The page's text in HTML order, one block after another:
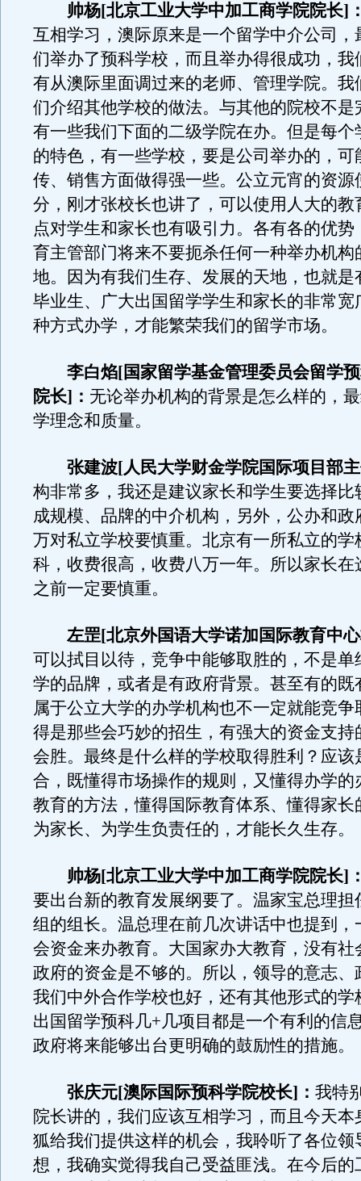
帅杨[北京工业大学中加工商学院院长]
互相学习，澳际原来是一个留学中介公司，
们举办了预科学校，而且举办得很成功，我
有从澳际里面调过来的老师、管理学院。我
们介绍其他学校的做法。与其他的院校不是
有一些我们下面的二级学院在办。但是每个
的特色，有一些学校，要是公司举办的，可
传、销售方面做得强一些。公立元宵的资源
分，刚才张校长也讲了，可以使用人大的教
点对学生和家长也有吸引力。各有各的优势
育主管部门将来不要扼杀任何一种举办机构
地。因为有我们生存、发展的天地，也就是
毕业生、广大出国留学学生和家长的非常宽
种方式办学，才能繁荣我们的留学市场。
李白焰[国家留学基金管理委员会留学预
院长]： 无论举办机构的背景是怎么样的，
学理念和质量。
张建波[人民大学财金学院国际项目部
构非常多，我还是建议家长和学生要选择比
成规模、品牌的中介机构，另外，公办和政
万对私立学校要慎重。北京有一所私立的学
科，收费很高，收费八万一年。所以家长在
之前一定要慎重。
左罡[北京外国语大学诺加国际教育中
可以拭目以待，竞争中能够取胜的，不是单
学的品牌，或者是有政府背景。甚至有的既
属于公立大学的办学机构也不一定就能竞争
得是那些会巧妙的招生，有强大的资金支持
会胜。最终是什么样的学校取得胜利？应该
合，既懂得市场操作的规则，又懂得办学的
教育的方法，懂得国际教育体系、懂得家长
为家长、为学生负责任的，才能长久生存。
帅杨[北京工业大学中加工商学院院长]
要出台新的教育发展纲要了。温家宝总理担
组的组长。温总理在前几次讲话中也提到，
会资金来办教育。大国家办大教育，没有社
政府的资金是不够的。所以，领导的意志、
我们中外合作学校也好，还有其他形式的学
出国留学预科几+几项目都是一个有利的信
政府将来能够出台更明确的鼓励性的措施。
张庆元[澳际国际预科学院校长]： 我特
院长讲的，我们应该互相学习，而且今天本
狐给我们提供这样的机会，我聆听了各位领
想，我确实觉得我自己受益匪浅。在今后的